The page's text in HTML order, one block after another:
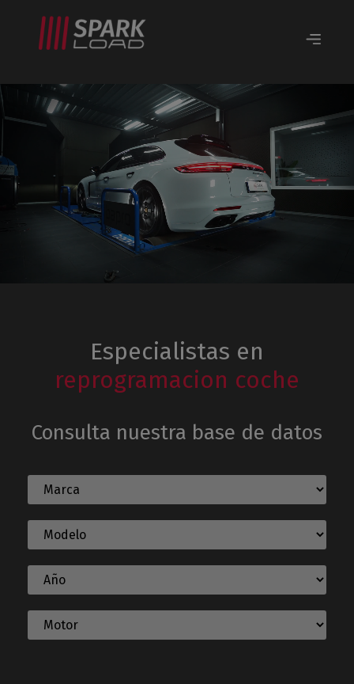
Especialistas en
reprogramacion coche
Consulta nuestra base de datos